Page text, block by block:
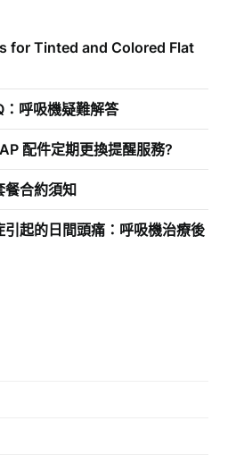
for Tinted and Colored Flat
：呼吸機疑難解答
配件定期更換提醒服務?
餐合約須知
起的日間頭痛：呼吸機治療後